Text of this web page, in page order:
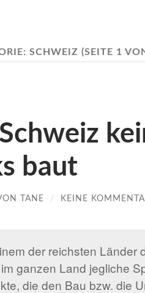
SCHWEIZ (SEITE 1
baut
TANE / KEINE
der reichsten Länder
ganzen Land jegliche
die den Bau bzw. die